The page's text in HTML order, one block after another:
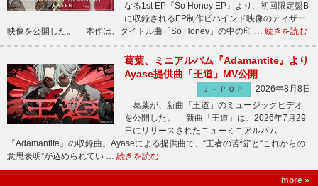
なる1st EP『So Honey EP』より、初回限定盤B
に収録されるEP制作ビハインド映像のティザー
映像を公開した。 本作は、タイトル曲「So Honey」の中の印 … 続きを読む
葛葉、ミニアルバム『Adamantite』より
Ayase提供曲「王道」MV公開
Ｊ－ＰＯＰ
2026年8月8日
葛葉が、新曲「王道」のミュージックビデオ
を公開した。 新曲「王道」は、2026年7月29
日にリリースされたニューミニアルバム
『Adamantite』の収録曲。Ayaseによる提供曲で、“王者の苦悩”と“これからの
意思表明”が込められてい … 続きを読む
more »